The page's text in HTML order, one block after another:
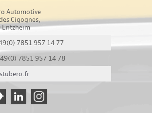
Automotive
Cigognes,
Entzheim
7851 957 14 77
7851 957 14 78